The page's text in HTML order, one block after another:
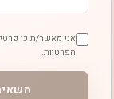
אני מאשר/ת כי
הפרטיות.